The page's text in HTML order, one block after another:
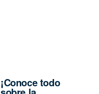
¡Conoce todo